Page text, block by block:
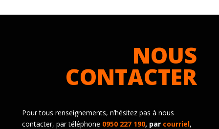
NOUS
CONTACTER
Pour tous renseignements, n’hésitez pas à nous
contacter, par téléphone 0950 227 190, par courriel,